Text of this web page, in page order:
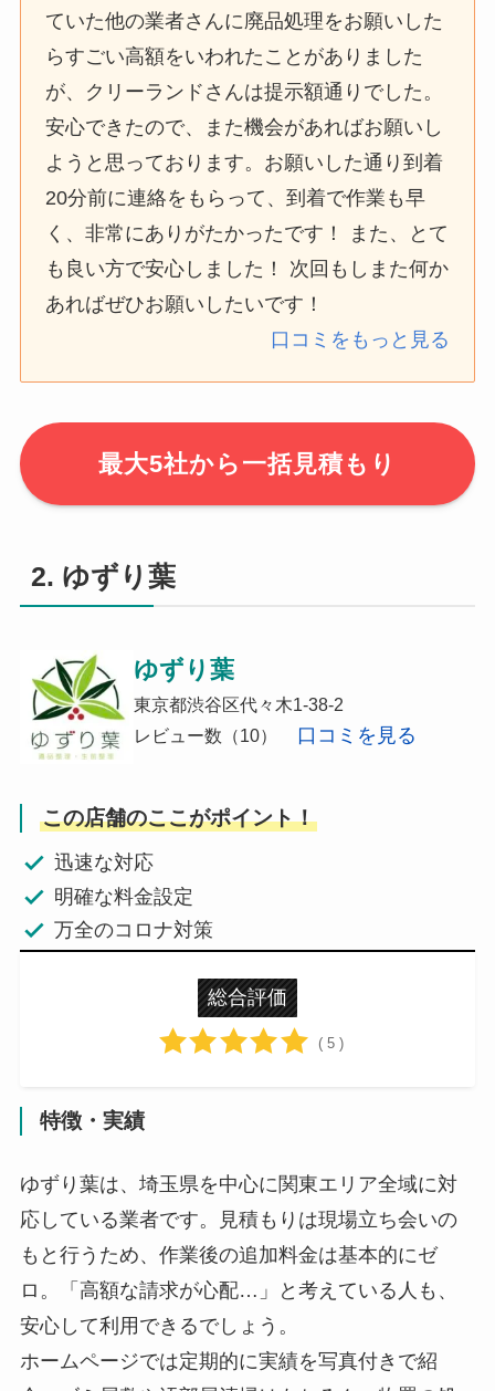
ていた他の業者さんに廃品処理をお願いした
らすごい高額をいわれたことがありました
が、クリーランドさんは提示額通りでした。
安心できたので、また機会があればお願いし
ようと思っております。お願いした通り到着
20分前に連絡をもらって、到着で作業も早
く、非常にありがたかったです！ また、とて
も良い方で安心しました！ 次回もしまた何か
あればぜひお願いしたいです！
口コミをもっと見る
最大5社から一括見積もり
2. ゆずり葉
ゆずり葉
東京都渋谷区代々木1-38-2
レビュー数（10）
口コミを見る
この店舗のここがポイント！
迅速な対応
明確な料金設定
万全のコロナ対策
総合評価
( 5 )
特徴・実績
ゆずり葉は、埼玉県を中心に関東エリア全域に対
応している業者です。見積もりは現場立ち会いの
もと行うため、作業後の追加料金は基本的にゼ
ロ。「高額な請求が心配…」と考えている人も、
安心して利用できるでしょう。
ホームページでは定期的に実績を写真付きで紹